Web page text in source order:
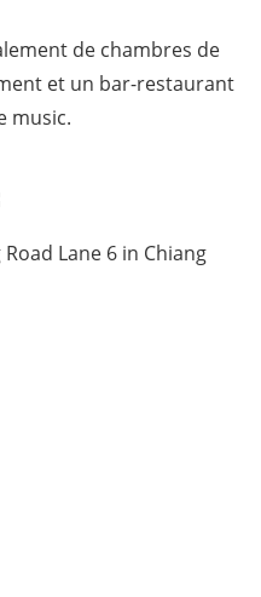
de chambres de
et un bar-restaurant
music.
Lane 6 in Chiang